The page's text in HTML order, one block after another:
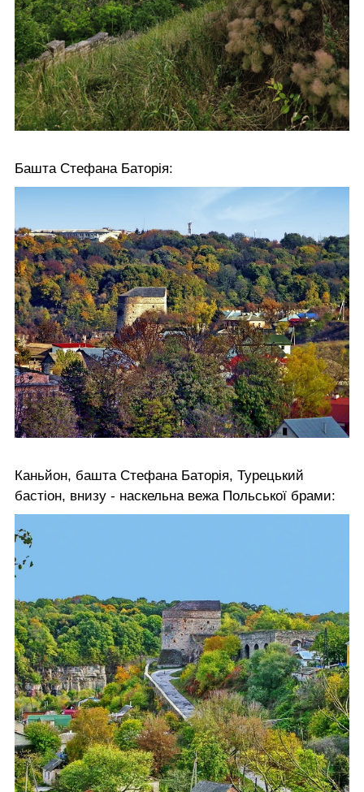
Башта Стефана Баторія:
Каньйон, башта Стефана Баторія, Турецький
бастіон, внизу - наскельна вежа Польської брами: